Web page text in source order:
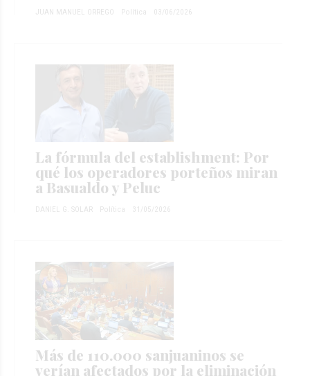
JUAN MANUEL ORREGO Política 03/06/2026
La fórmula del establishment: Por
qué los operadores porteños miran
a Basualdo y Peluc
DANIEL G. SOLAR Política 31/05/2026
Más de 110.000 sanjuaninos se
verían afectados por la eliminación